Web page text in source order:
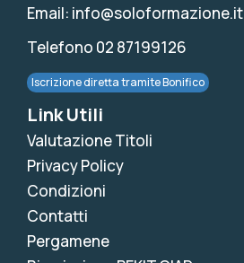
Email: info@soloformazione.it
Telefono 02 87199126
Iscrizione diretta tramite Bonifico
Link Utili
Valutazione Titoli
Privacy Policy
Condizioni
Contatti
Pergamene